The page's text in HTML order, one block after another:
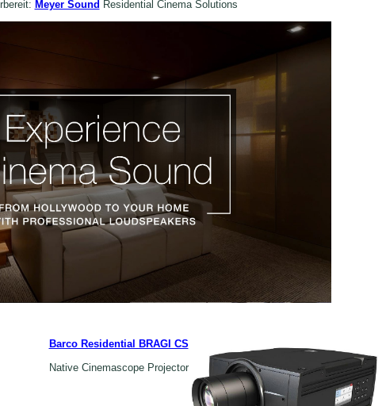
Meyer Sound Residential Cinema Solutions
Barco Residential BRAGI CS
Native Cinemascope Projector